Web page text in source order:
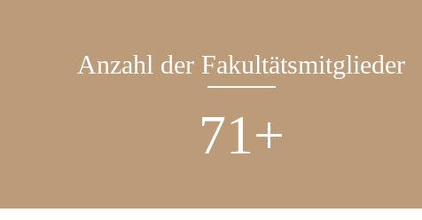
Anzahl der Fakultätsmitglieder
109+